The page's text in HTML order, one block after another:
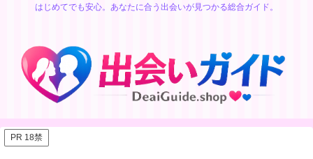
はじめてでも安心。あなたに合う出会いが見つかる総合ガイド。
PR 18禁